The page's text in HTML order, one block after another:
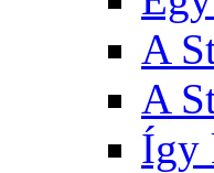
A
A
Így